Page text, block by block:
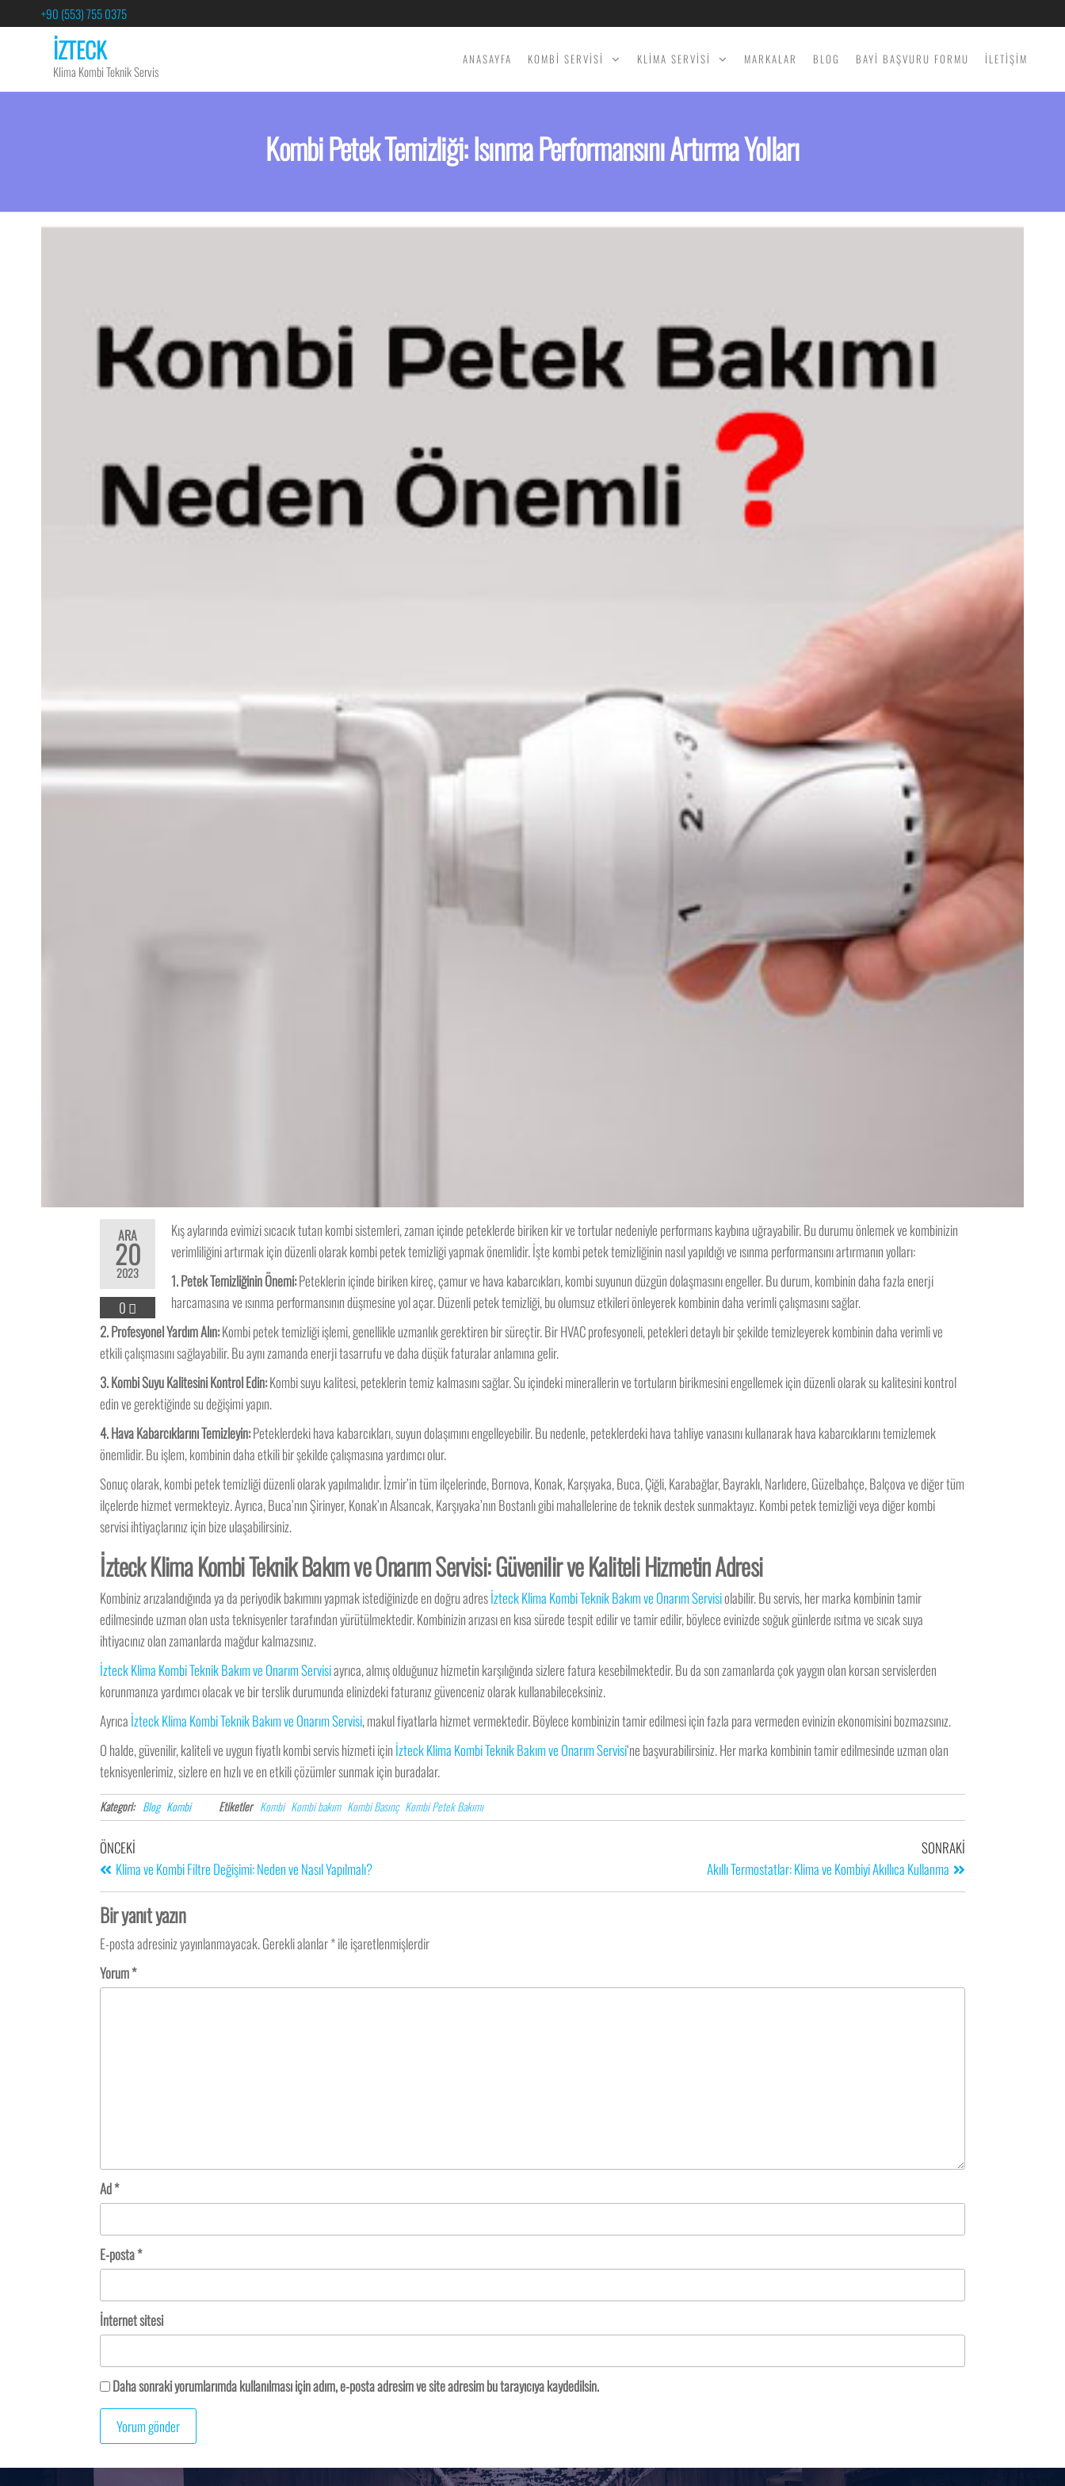
+90 (553) 755 0375
İZTECK
Klima Kombi Teknik Servis
ANASAYFA KOMBİ SERVİSİ KLİMA SERVİSİ MARKALAR BLOG BAYİ BAŞVURU FORMU İLETİŞİM
Kombi Petek Temizliği: Isınma Performansını Artırma Yolları
ARA
20
2023
0
Kış aylarında evimizi sıcacık tutan kombi sistemleri, zaman içinde peteklerde biriken kir ve tortular nedeniyle performans kaybına uğrayabilir. Bu durumu önlemek ve kombinizin
verimliliğini artırmak için düzenli olarak kombi petek temizliği yapmak önemlidir. İşte kombi petek temizliğinin nasıl yapıldığı ve ısınma performansını artırmanın yolları:
1. Petek Temizliğinin Önemi:Peteklerin içinde biriken kireç, çamur ve hava kabarcıkları, kombi suyunun düzgün dolaşmasını engeller. Bu durum, kombinin daha fazla enerji
harcamasına ve ısınma performansının düşmesine yol açar. Düzenli petek temizliği, bu olumsuz etkileri önleyerek kombinin daha verimli çalışmasını sağlar.
2. Profesyonel Yardım Alın:Kombi petek temizliği işlemi, genellikle uzmanlık gerektiren bir süreçtir. Bir HVAC profesyoneli, petekleri detaylı bir şekilde temizleyerek kombinin daha verimli ve
etkili çalışmasını sağlayabilir. Bu aynı zamanda enerji tasarrufu ve daha düşük faturalar anlamına gelir.
3. Kombi Suyu Kalitesini Kontrol Edin:Kombi suyu kalitesi, peteklerin temiz kalmasını sağlar. Su içindeki minerallerin ve tortuların birikmesini engellemek için düzenli olarak su kalitesini kontrol
edin ve gerektiğinde su değişimi yapın.
4. Hava Kabarcıklarını Temizleyin:Peteklerdeki hava kabarcıkları, suyun dolaşımını engelleyebilir. Bu nedenle, peteklerdeki hava tahliye vanasını kullanarak hava kabarcıklarını temizlemek
önemlidir. Bu işlem, kombinin daha etkili bir şekilde çalışmasına yardımcı olur.
Sonuç olarak, kombi petek temizliği düzenli olarak yapılmalıdır. İzmir’in tüm ilçelerinde, Bornova, Konak, Karşıyaka, Buca, Çiğli, Karabağlar, Bayraklı, Narlıdere, Güzelbahçe, Balçova ve diğer tüm
ilçelerde hizmet vermekteyiz. Ayrıca, Buca’nın Şirinyer, Konak’ın Alsancak, Karşıyaka’nın Bostanlı gibi mahallelerine de teknik destek sunmaktayız. Kombi petek temizliği veya diğer kombi
servisi ihtiyaçlarınız için bize ulaşabilirsiniz.
İzteck Klima Kombi Teknik Bakım ve Onarım Servisi: Güvenilir ve Kaliteli Hizmetin Adresi
Kombiniz arızalandığında ya da periyodik bakımını yapmak istediğinizde en doğru adresİzteck Klima Kombi Teknik Bakım ve Onarım Servisiolabilir. Bu servis, her marka kombinin tamir
edilmesinde uzman olan usta teknisyenler tarafından yürütülmektedir. Kombinizin arızası en kısa sürede tespit edilir ve tamir edilir, böylece evinizde soğuk günlerde ısıtma ve sıcak suya
ihtiyacınız olan zamanlarda mağdur kalmazsınız.
İzteck Klima Kombi Teknik Bakım ve Onarım Servisiayrıca, almış olduğunuz hizmetin karşılığında sizlere fatura kesebilmektedir. Bu da son zamanlarda çok yaygın olan korsan servislerden
korunmanıza yardımcı olacak ve bir terslik durumunda elinizdeki faturanız güvenceniz olarak kullanabileceksiniz.
Ayrıca İzteck Klima Kombi Teknik Bakım ve Onarım Servisi, makul fiyatlarla hizmet vermektedir. Böylece kombinizin tamir edilmesi için fazla para vermeden evinizin ekonomisini bozmazsınız.
O halde, güvenilir, kaliteli ve uygun fiyatlı kombi servis hizmeti için İzteck Klima Kombi Teknik Bakım ve Onarım Servisi‘ne başvurabilirsiniz. Her marka kombinin tamir edilmesinde uzman olan
teknisyenlerimiz, sizlere en hızlı ve en etkili çözümler sunmak için buradalar.
Kategori: Blog Kombi Etiketler Kombi Kombi bakım Kombi Basınç Kombi Petek Bakımı
ÖNCEKI
Klima ve Kombi Filtre Değişimi: Neden ve Nasıl Yapılmalı?
SONRAKI
Akıllı Termostatlar: Klima ve Kombiyi Akıllıca Kullanma
Bir yanıt yazın
E-posta adresiniz yayınlanmayacak.Gerekli alanlar*ile işaretlenmişlerdir
Yorum*
Ad*
E-posta*
İnternet sitesi
Daha sonraki yorumlarımda kullanılması için adım, e-posta adresim ve site adresim bu tarayıcıya kaydedilsin.